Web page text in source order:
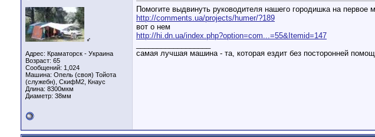
♂
Адрес: Краматорск - Украина
Возраст: 65
Сообщений: 1,024
Машина: Опель (своя) Тойота
(служебн), СкифМ2, Кнаус
Длина: 8300мкм
Диаметр: 38мм
Помогите выдвинуть руководителя нашего городишка на первое
http://comments.ua/projects/humer/?189
вот о нем
http://hi.dn.ua/index.php?option=com...=55&Itemid=147
самая лучшая машина - та, которая ездит без посторонней